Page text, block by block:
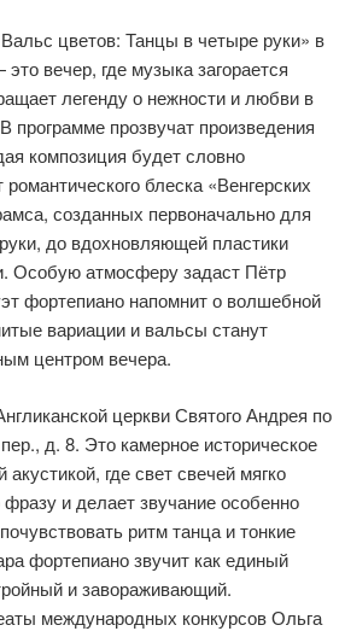
цветов: Танцы в четыре руки» в
вечер, где музыка загорается
легенду о нежности и любви в
программе прозвучат произведения
композиция будет словно
блеска «Венгерских
созданных первоначально для
до вдохновляющей пластики
Особую атмосферу задаст Пётр
фортепиано напомнит о волшебной
вариации и вальсы станут
центром вечера.
церкви Святого Андрея по
д. 8. Это камерное историческое
акустикой, где свет свечей мягко
и делает звучание особенно
ритм танца и тонкие
фортепиано звучит как единый
и завораживающий.
международных конкурсов Ольга